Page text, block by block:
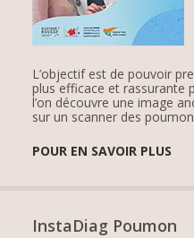
L’objectif est de pouvoir
plus efficace et rassurante
l’on découvre une image
sur un scanner des
POUR EN SAVOIR PLUS
InstaDiag Poumon